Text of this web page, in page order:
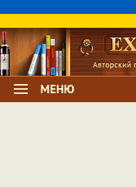
МЕНЮ